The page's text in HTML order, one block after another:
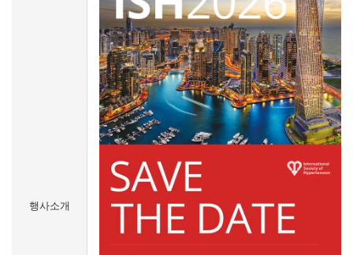
행사소개